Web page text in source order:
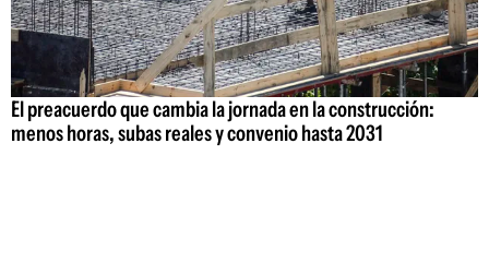
El preacuerdo que cambia la jornada en la construcción:
menos horas, subas reales y convenio hasta 2031